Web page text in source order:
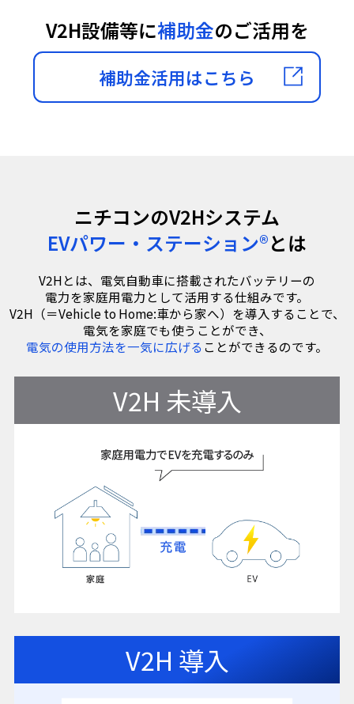
V2H設備等に補助金のご活用を
補助金活用はこちら
ニチコンのV2Hシステム
EVパワー・ステーション®とは
V2Hとは、電気自動車に搭載されたバッテリーの
電力を家庭用電力として活用する仕組みです。
V2H（＝Vehicle to Home:車から家へ）を導入することで、
電気を家庭でも使うことができ、
電気の使用方法を一気に広げることができるのです。
V2H 未導入
V2H 導入